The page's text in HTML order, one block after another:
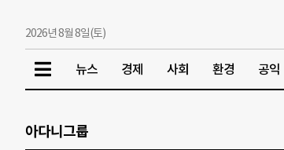
2026년 8월 8일(토)
뉴스 경제 사회 환경 공익
아다니그룹